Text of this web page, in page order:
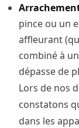
pince ou un
affleurant
combiné à
dépasse de
Lors de nos
constatons
dans les